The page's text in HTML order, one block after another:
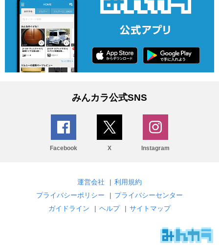
みんカラ公式SNS
Facebook X Instagram
運営会社 | 利用規約
プライバシーポリシー
| プライバシーセンター
ガイドライン
| ヘルプ | サイトマップ